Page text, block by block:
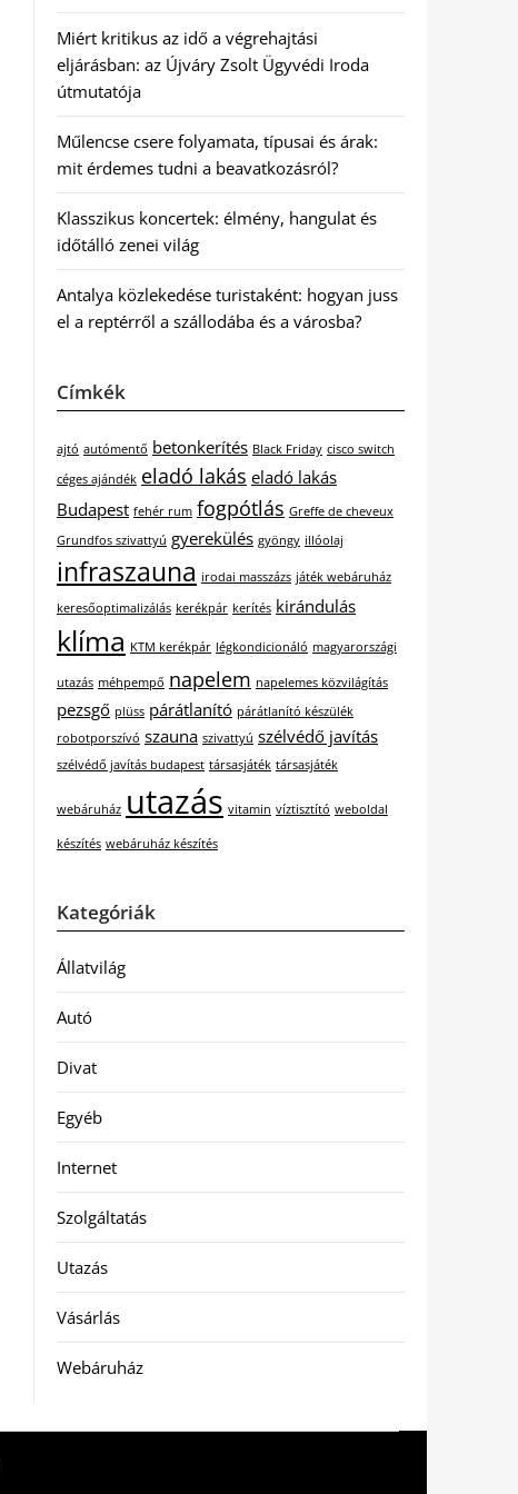
Miért kritikus az idő a végrehajtási
eljárásban: az Újváry Zsolt Ügyvédi Iroda
útmutatója
Műlencse csere folyamata, típusai és árak:
mit érdemes tudni a beavatkozásról?
Klasszikus koncertek: élmény, hangulat és
időtálló zenei világ
Antalya közlekedése turistaként: hogyan juss
el a reptérről a szállodába és a városba?
Címkék
ajtó autómentő betonkerítés Black Friday cisco switch
céges ajándék eladó lakás eladó lakás
Budapest fehér rum fogpótlás Greffe de cheveux
Grundfos szivattyú gyerekülés gyöngy illóolaj
infraszauna irodai masszázs játék webáruház
keresőoptimalizálás kerékpár kerítés kirándulás
klíma KTM kerékpár légkondicionáló magyarországi
utazás méhpempő napelem napelemes közvilágítás
pezsgő plüss párátlanító párátlanító készülék
robotporszívó szauna szivattyú szélvédő javítás
szélvédő javítás budapest társasjáték társasjáték
webáruház utazás vitamin víztisztító weboldal
készítés webáruház készítés
Kategóriák
Állatvilág
Autó
Divat
Egyéb
Internet
Szolgáltatás
Utazás
Vásárlás
Webáruház